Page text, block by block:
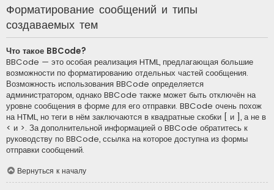
Форматирование сообщений и типы
создаваемых тем
Что такое BBCode?
BBCode — это особая реализация HTML, предлагающая большие
возможности по форматированию отдельных частей сообщения.
Возможность использования BBCode определяется
администратором, однако BBCode также может быть отключён на
уровне сообщения в форме для его отправки. BBCode очень похож
на HTML, но теги в нём заключаются в квадратные скобки [ и ], а не в
< и >. За дополнительной информацией о BBCode обратитесь к
руководству по BBCode, ссылка на которое доступна из формы
отправки сообщений.
Вернуться к началу